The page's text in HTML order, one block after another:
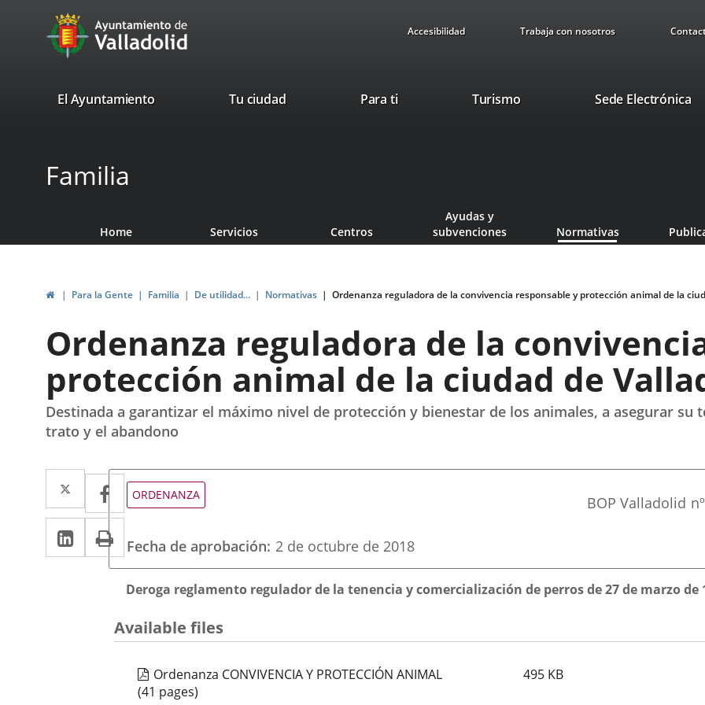
Portal
Web
Ayuntamiento
Valladolid
Accesibilidad Trabaja con nosotros
valladolid.es
El Ayuntamiento Tu ciudad Para ti TurismoThis
window.
Sede Electrónica
Familia
Home Servicios Centros
Ayudas y
subvenciones
Normativas
HomePara la Gente Familia De utilidad... Normativas Ordenanza reguladora de la convivencia responsable y protección animal de la
Ordenanza reguladora de la
protección animal de la ciudad de
Destinada a garantizar el máximo nivel de protección y bienestar de los animales, a asegurar su
trato y el abandono
Twitter
Enlace
a
una
aplicación
externa.
Facebook
Enlace
a
una
aplicación
externa.
Linkedin
Enlace
a
externa.
Tipo
de
ORDENANZA
boletin
BOP Valladolid nº
Fecha de aprobación 2 de octubre de 2018
Descripción
Deroga reglamento regulador de la tenencia y comercialización de perros de 27 de marzo de
Available files
Ordenanza CONVIVENCIA Y PROTECCIÓN ANIMAL 495 KB
(41 pages)